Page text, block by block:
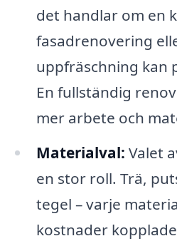
det handlar om en
fasadrenovering
uppfräschning kan
En fullständig
mer arbete och
Materialval: Valet
en stor roll. Trä,
tegel – varje
kostnader